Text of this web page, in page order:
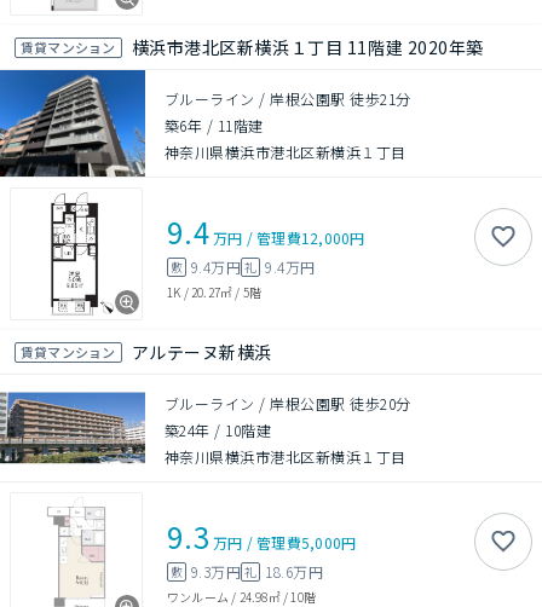
賃貸マンション 横浜市港北区新横浜１丁目 11階建 2020年築
ブルーライン / 岸根公園駅 徒歩21分
築6年 / 11階建
神奈川県横浜市港北区新横浜１丁目
9.4万円 /管理費12,000円
敷 9.4万円礼 9.4万円
1K / 20.27㎡ / 5階
賃貸マンション アルテーヌ新横浜
ブルーライン / 岸根公園駅 徒歩20分
築24年 / 10階建
神奈川県横浜市港北区新横浜１丁目
9.3 万円 /管理費5,000円
敷 9.3万円礼 18.6万円
ワンルーム / 24.98㎡/ 10階